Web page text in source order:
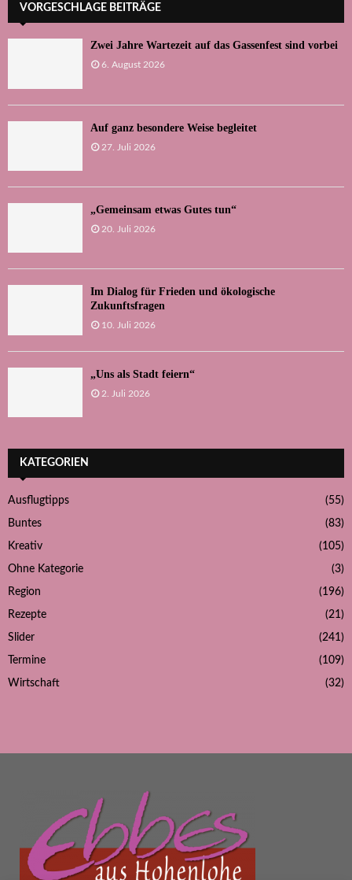
VORGESCHLAGE BEITRÄGE
Zwei Jahre Wartezeit auf das Gassenfest sind vorbei
6. August 2026
Auf ganz besondere Weise begleitet
27. Juli 2026
„Gemeinsam etwas Gutes tun“
20. Juli 2026
Im Dialog für Frieden und ökologische
Zukunftsfragen
10. Juli 2026
„Uns als Stadt feiern“
2. Juli 2026
KATEGORIEN
Ausflugtipps (55)
Buntes (83)
Kreativ (105)
Ohne Kategorie (3)
Region (196)
Rezepte (21)
Slider (241)
Termine (109)
Wirtschaft (32)